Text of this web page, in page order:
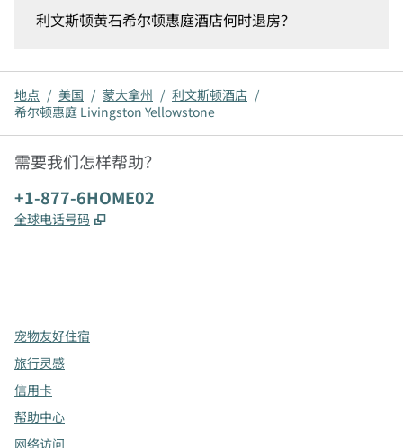
利文斯顿黄石希尔顿惠庭酒店何时退房？
地点 / 美国 / 蒙大拿州 / 利文斯顿酒店 /
希尔顿惠庭 Livingston Yellowstone
需要我们怎样帮助？
电话:
+1-877-6HOME02
全球电话号码 ,
宠物友好住宿
旅行灵感
信用卡
帮助中心
网络访问